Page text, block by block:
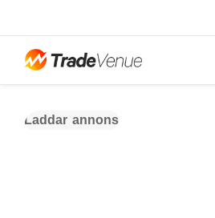
Laddar annons